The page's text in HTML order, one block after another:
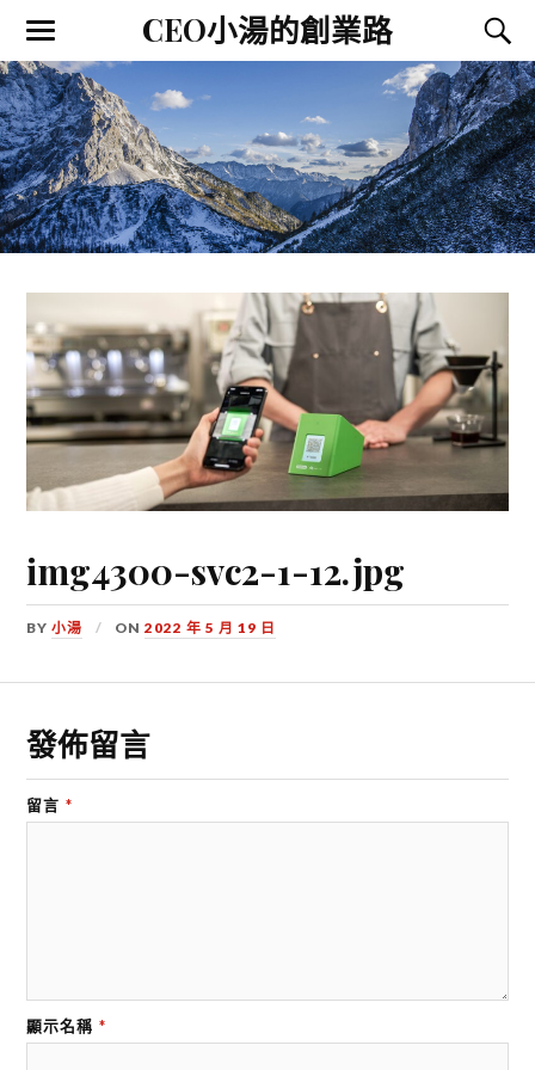
CEO小湯的創業路
img4300-svc2-1-12.jpg
BY小湯 ON2022 年 5 月 19 日
發佈留言
留言 *
顯示名稱 *